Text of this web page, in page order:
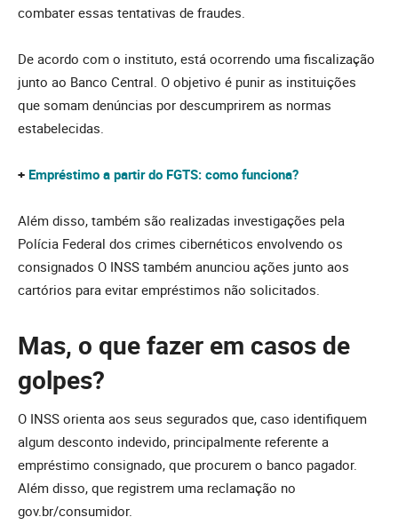
combater essas tentativas de fraudes.
De acordo com o instituto, está ocorrendo uma fiscalização
junto ao Banco Central. O objetivo é punir as instituições
que somam denúncias por descumprirem as normas
estabelecidas.
+ Empréstimo a partir do FGTS: como funciona?
Além disso, também são realizadas investigações pela
Polícia Federal dos crimes cibernéticos envolvendo os
consignados O INSS também anunciou ações junto aos
cartórios para evitar empréstimos não solicitados.
Mas, o que fazer em casos de
golpes?
O INSS orienta aos seus segurados que, caso identifiquem
algum desconto indevido, principalmente referente a
empréstimo consignado, que procurem o banco pagador.
Além disso, que registrem uma reclamação no
gov.br/consumidor.